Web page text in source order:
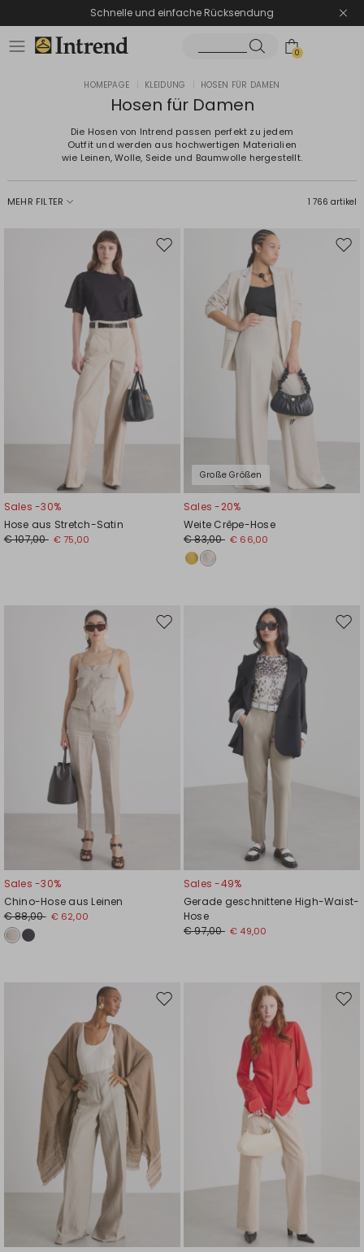
Schnelle und einfache Rücksendung
0
HOMEPAGE KLEIDUNG HOSEN FÜR DAMEN
Hosen für Damen
Die Hosen von Intrend passen perfekt zu jedem
Outfit und werden aus hochwertigen Materialien
wie Leinen, Wolle, Seide und Baumwolle hergestellt.
MEHR FILTER 1 766 artikel
Auf
Sales -30%
Hose aus Stretch-Satin
€ 107,00 € 75,00
Große Größen
Auf
Sales -20%
Weite Crêpe-Hose
€ 83,00 € 66,00
Auf
Sales -30%
Chino-Hose aus Leinen
€ 88,00 € 62,00
Auf
Sales -49%
Gerade geschnittene High-Waist-
Hose
€ 97,00 € 49,00
Auf
Auf